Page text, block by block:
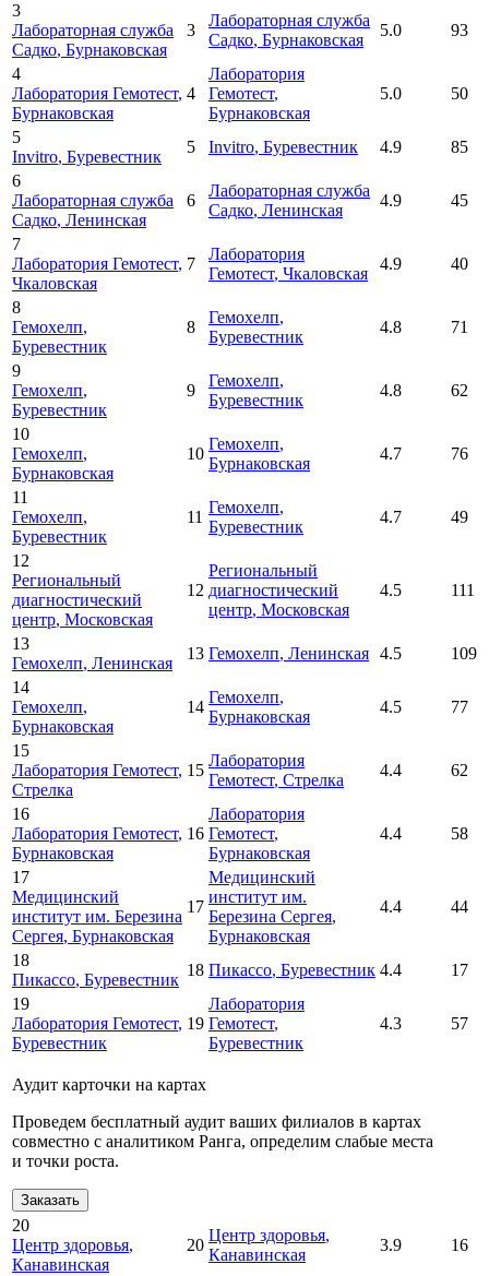
3
Лабораторная служба
Садко, Бурнаковская
3
Лабораторная служба
Садко, Бурнаковская
5.0 93
4
Лаборатория Гемотест,
Бурнаковская
4
Лаборатория
Гемотест,
Бурнаковская
5.0 50
5
Invitro, Буревестник
5 Invitro, Буревестник 4.9
85
6
Лабораторная служба
Садко, Ленинская
6
Лабораторная служба
Садко, Ленинская
4.9 45
7
Лаборатория Гемотест,
Чкаловская
7
Лаборатория
Гемотест, Чкаловская
4.9 40
8
Гемохелп,
Буревестник
8
Гемохелп,
Буревестник
4.8 71
9
Гемохелп,
Буревестник
9
Гемохелп,
Буревестник
4.8 62
10
Гемохелп,
Бурнаковская
10
Гемохелп,
Бурнаковская
4.7 76
11
Гемохелп,
Буревестник
11
Гемохелп,
Буревестник
4.7 49
12
Региональный
диагностический
центр, Московская
12
Региональный
диагностический
центр, Московская
4.5 111
13
Гемохелп, Ленинская
13 Гемохелп, Ленинская 4.5
109
14
Гемохелп,
Бурнаковская
14
Гемохелп,
Бурнаковская
4.5 77
15
Лаборатория Гемотест,
Стрелка
15
Лаборатория
Гемотест, Стрелка
4.4 62
16
Лаборатория Гемотест,
Бурнаковская
16
Лаборатория
Гемотест,
Бурнаковская
4.4 58
17
Медицинский
институт им. Березина
Сергея, Бурнаковская
17
Медицинский
институт им.
Березина Сергея,
Бурнаковская
4.4 44
18
Пикассо, Буревестник
18 Пикассо, Буревестник 4.4
17
19
Лаборатория Гемотест,
Буревестник
19
Лаборатория
Гемотест,
Буревестник
4.3 57
Аудит карточки на картах
Проведем бесплатный аудит ваших филиалов в картах
совместно с аналитиком Ранга, определим слабые места
и точки роста.
Заказать
20
Центр здоровья,
Канавинская
20
Центр здоровья,
Канавинская
3.9 16